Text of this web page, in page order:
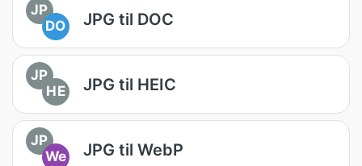
JP
DO
JPG til DOC
JP
HE
JPG til HEIC
JP
We
JPG til WebP